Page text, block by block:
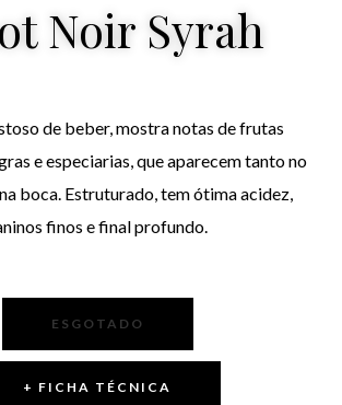
Noir Syrah
de beber, mostra notas de frutas
e especiarias, que aparecem tanto no
boca. Estruturado, tem ótima acidez,
finos e final profundo.
ESGOTADO
+ FICHA TÉCNICA